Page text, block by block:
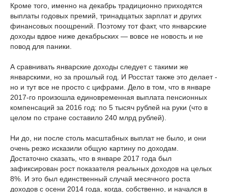
Кроме того, именно на декабрь традиционно приходятся
выплаты годовых премий, тринадцатых зарплат и других
финансовых поощрений. Поэтому тот факт, что январские
доходы вдвое ниже декабрьских — вовсе не новость и не
повод для паники.
А сравнивать январские доходы следует с такими же
январскими, но за прошлый год. И Росстат также это делает -
но и тут все не просто с цифрами. Дело в том, что в январе
2017-го произошла единовременная выплата пенсионных
компенсаций за 2016 год: по 5 тысяч рублей на руки (что в
целом по стране составило 240 млрд рублей).
Ни до, ни после столь масштабных выплат не было, и они
очень резко исказили общую картину по доходам.
Достаточно сказать, что в январе 2017 года был
зафиксирован рост показателя реальных доходов на целых
8%. И это был единственный случай месячного роста
доходов с осени 2014 года, когда, собственно, и начался в